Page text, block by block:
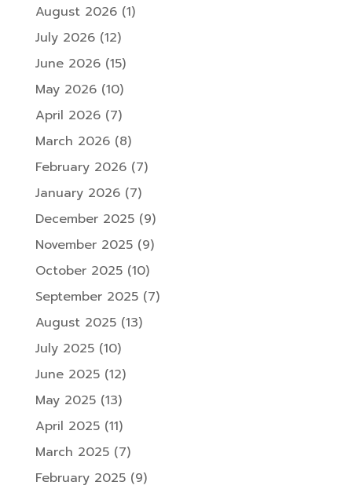
August 2026(1)
July 2026(12)
June 2026(15)
May 2026(10)
April 2026(7)
March 2026(8)
February 2026(7)
January 2026(7)
December 2025(9)
November 2025(9)
October 2025(10)
September 2025(7)
August 2025(13)
July 2025(10)
June 2025(12)
May 2025(13)
April 2025(11)
March 2025(7)
February 2025(9)